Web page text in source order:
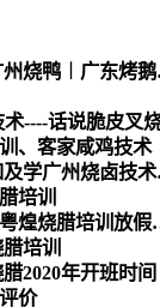
关于【广
----话说脆皮叉
、客家咸鸡技术
广州粤煌
培训
月满中秋，喜迎
培训
2020年开班时间
价